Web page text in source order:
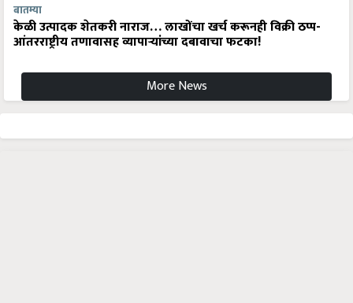
बातम्या
केळी उत्पादक शेतकरी नाराज… लाखोंचा खर्च करूनही विक्री ठप्प-
आंतरराष्ट्रीय तणावासह व्यापाऱ्यांच्या दबावाचा फटका!
More News